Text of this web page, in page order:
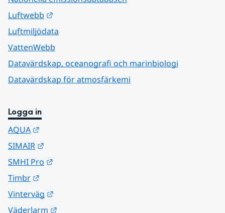
Luftwebb
Luftmiljödata
VattenWebb
Datavärdskap, oceanografi och marinbiologi
Datavärdskap för atmosfärkemi
Logga in
AQUA
SIMAIR
SMHI Pro
Timbr
Vinterväg
Väderlarm